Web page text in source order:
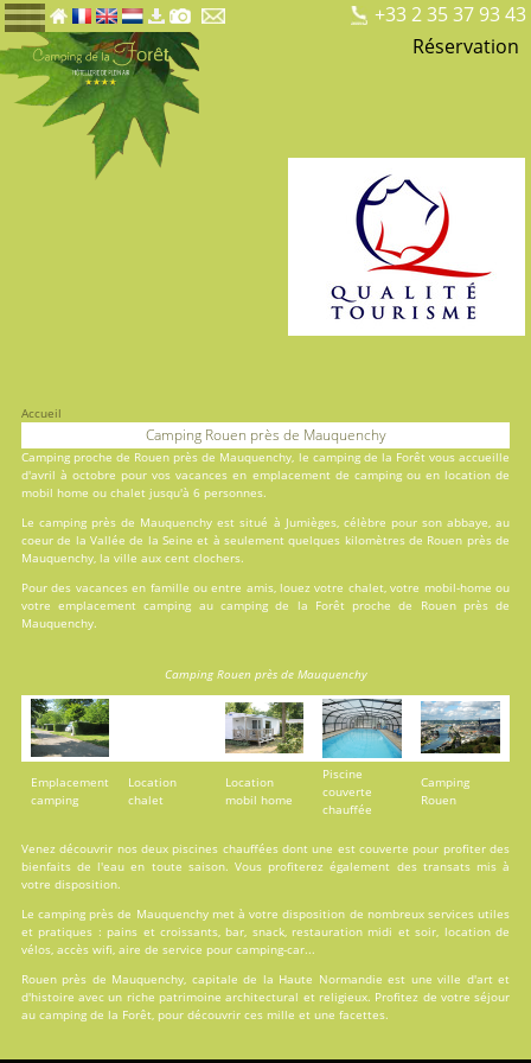
+33 2 35 37 93 43
Réservation
Accueil
Camping Rouen près de Mauquenchy
Camping proche de Rouen près de Mauquenchy, le camping de la Forêtvous accueille
d'avril à octobre pour vos vacances en emplacement de campingou en location de
mobil home ou chalet jusqu'à 6 personnes.
Le camping près de Mauquenchy est situé à Jumièges, célèbre pour son abbaye, au
coeur de la Vallée de la Seine et à seulement quelques kilomètres de Rouen près de
Mauquenchy, la ville aux cent clochers.
Pour des vacances en famille ou entre amis, louez votre chalet, votre mobil-home ou
votre emplacement camping au camping de la Forêt proche de Rouen près de
Mauquenchy.
Camping Rouen près de Mauquenchy
Emplacement
camping
Location
chalet
Location
mobil home
Piscine
couverte
chauffée
Camping
Rouen
Venez découvrir nos deux piscines chauffées dont une est couverte pour profiter des
bienfaits de l'eau en toute saison. Vous profiterez également des transats mis à
votre disposition.
Le camping près de Mauquenchy met à votre disposition de nombreux services utiles
et pratiques : pains et croissants, bar, snack, restauration midi et soir, location de
vélos, accès wifi, aire de service pour camping-car...
Rouen près de Mauquenchy, capitale de la Haute Normandie est une ville d'art et
d'histoire avec un riche patrimoine architectural et religieux. Profitez de votre séjour
au camping de la Forêt, pour découvrir ces mille et une facettes.